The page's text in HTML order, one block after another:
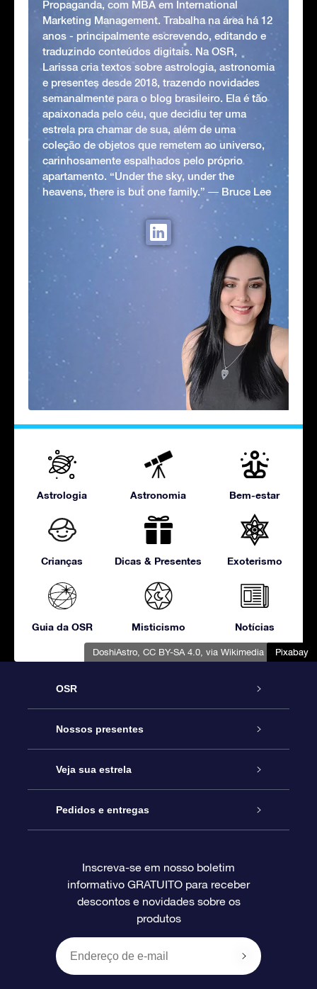
Pixabay
DoshiAstro, CC BY-SA 4.0, via Wikimedia Commons
Pixabay
Pixabay
Pixabay
Pixabay
Propaganda, com MBA em International
Marketing Management. Trabalha na área há 12
anos - principalmente escrevendo, editando e
traduzindo conteúdos digitais. Na OSR,
Larissa cria textos sobre astrologia, astronomia
e presentes desde 2018, trazendo novidades
semanalmente para o blog brasileiro. Ela é tão
apaixonada pelo céu, que decidiu ter uma
estrela pra chamar de sua, além de uma
coleção de objetos que remetem ao universo,
carinhosamente espalhados pelo próprio
apartamento. “Under the sky, under the
heavens, there is but one family.” ― Bruce Lee
Astrologia Astronomia Bem-estar
Crianças Dicas & Presentes Exoterismo
Guia da OSR Misticismo Notícias
OSR
Serviço
Entre em contato conosco
Blog
Avaliações
Nossos presentes
Presente estrelar on-line
Pacote de presente da OSR
O cartão de presente da OSR
Presentes corporativos
Veja sua estrela
Star Register
Página estelar personalizada
Um Milhão de Estrelas
OSR Starsaver
Pedidos e entregas
Informações de pagamento
Política de devolução
Inscreva-se em nosso boletim
informativo GRATUITO para receber
descontos e novidades sobre os
produtos